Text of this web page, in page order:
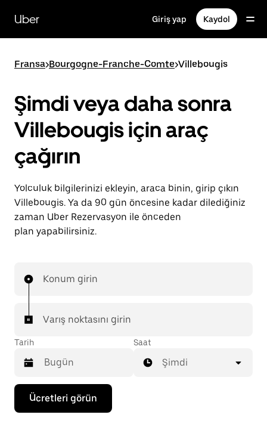
içeriğe
gidinUber Giriş yap Kaydol
Fransa>Bourgogne-Franche-Comte>Villebougis
Şimdi veya daha sonra
Villebougis için araç
çağırın
Yolculuk bilgilerinizi ekleyin, araca binin, girip çıkın
Villebougis. Ya da 90 gün öncesine kadar dilediğiniz
zaman Uber Rezervasyon ile önceden
plan yapabilirsiniz.
Konum girin
Varış noktasını girin
Tarih
Takvimle
etkileşime
geçmek
Saat
Şimdi
Ücretleri görün